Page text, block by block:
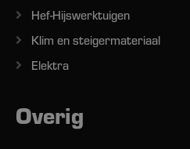
Hef-Hijswerktuigen
Klim en steigermateriaal
Elektra
Overig